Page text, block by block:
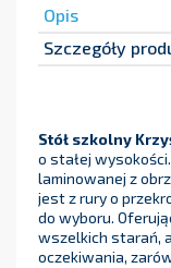
Opis
Szczegóły
Stół szkolny
o stałej
laminowanej z
jest z rury o
do wyboru.
wszelkich starań,
oczekiwania,